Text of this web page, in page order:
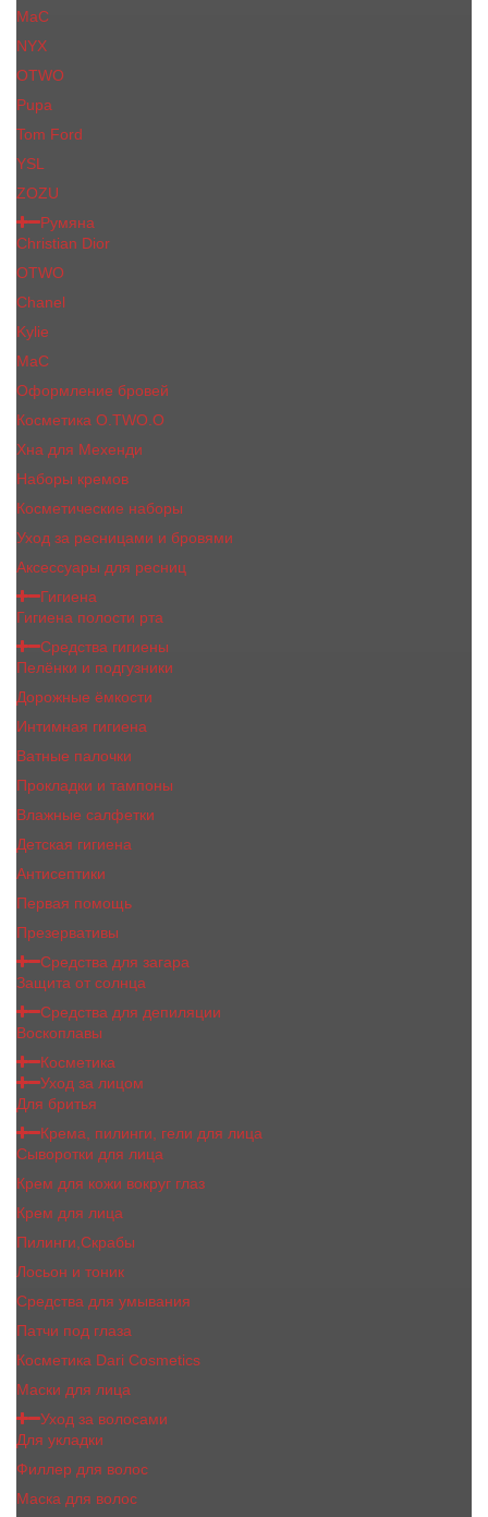
MaC
NYX
OTWO
Pupa
Tom Ford
YSL
ZOZU
Румяна
Christian Dior
OTWO
Сhanеl
Kylie
MaC
Оформление бровей
Косметика O.TWO.O
Хна для Мехенди
Наборы кремов
Косметические наборы
Уход за ресницами и бровями
Аксессуары для ресниц
Гигиена
Гигиена полости рта
Средства гигиены
Пелёнки и подгузники
Дорожные ёмкости
Интимная гигиена
Ватные палочки
Прокладки и тампоны
Влажные салфетки
Детская гигиена
Антисептики
Первая помощь
Презервативы
Средства для загара
Защита от солнца
Средства для депиляции
Воскоплавы
Косметика
Уход за лицом
Для бритья
Крема, пилинги, гели для лица
Сыворотки для лица
Крем для кожи вокруг глаз
Крем для лица
Пилинги,Скрабы
Лосьон и тоник
Средства для умывания
Патчи под глаза
Косметика Dari Cosmetics
Маски для лица
Уход за волосами
Для укладки
Филлер для волос
Маска для волос